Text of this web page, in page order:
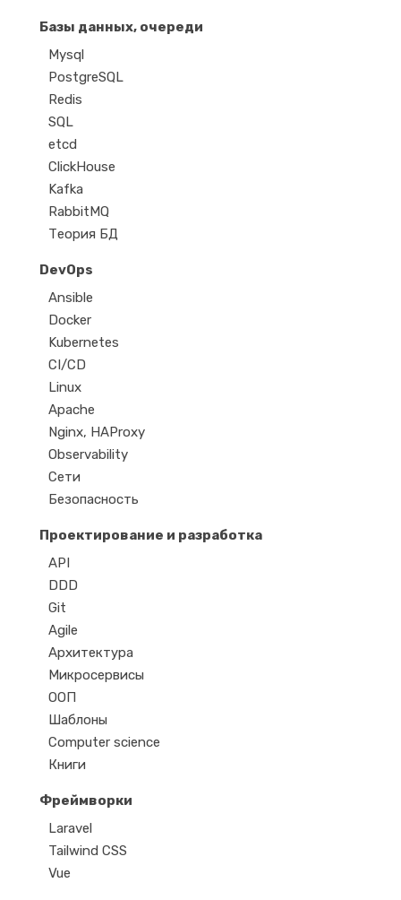
Базы данных, очереди
Mysql
PostgreSQL
Redis
SQL
etcd
ClickHouse
Kafka
RabbitMQ
Теория БД
DevOps
Ansible
Docker
Kubernetes
CI/CD
Linux
Apache
Nginx, HAProxy
Observability
Сети
Безопасность
Проектирование и разработка
API
DDD
Git
Agile
Архитектура
Микросервисы
ООП
Шаблоны
Computer science
Книги
Фреймворки
Laravel
Tailwind CSS
Vue